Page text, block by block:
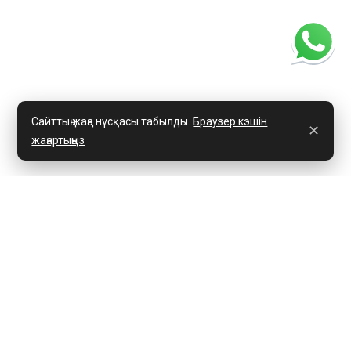
Сайттың жаңа нұсқасы табылды. Браузер кэшін
жаңартыңыз
✕